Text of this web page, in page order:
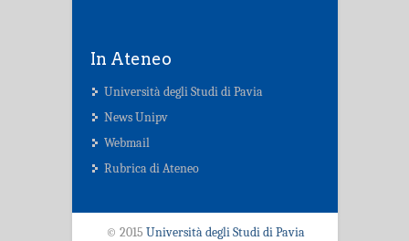
In Ateneo
Università degli Studi di Pavia
News Unipv
Webmail
Rubrica di Ateneo
© 2015Università degli Studi di Pavia